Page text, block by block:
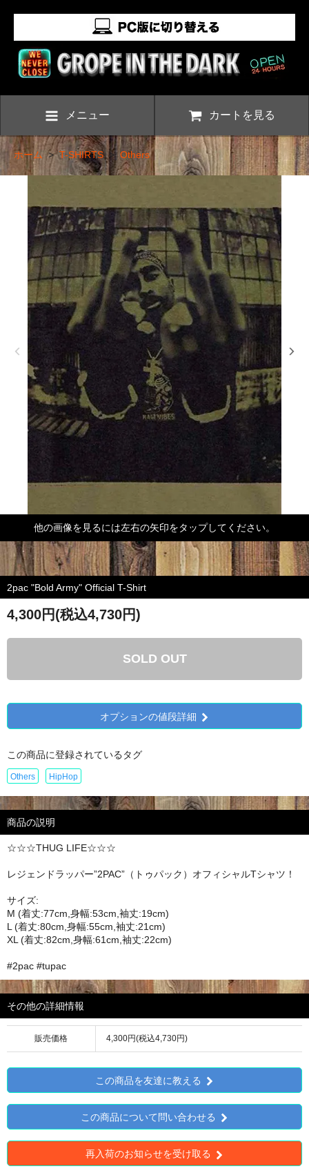
メニュー カートを見る
ホーム>T-SHIRTS>Others
他の画像を見るには左右の矢印をタップしてください。
2pac "Bold Army" Official T-Shirt
4,300円(税込4,730円)
SOLD OUT
オプションの値段詳細
この商品に登録されているタグ
Others HipHop
商品の説明
☆☆☆THUG LIFE☆☆☆
レジェンドラッパー”2PAC”（トゥパック）オフィシャルTシャツ！
サイズ:
M (着丈:77cm,身幅:53cm,袖丈:19cm)
L (着丈:80cm,身幅:55cm,袖丈:21cm)
XL (着丈:82cm,身幅:61cm,袖丈:22cm)
#2pac #tupac
その他の詳細情報
販売価格 4,300円(税込4,730円)
この商品を友達に教える
この商品について問い合わせる
再入荷のお知らせを受け取る